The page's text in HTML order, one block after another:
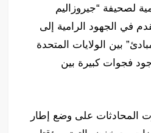
لصحيفة “جيروزاليم
في الجهود الرامية إلى
بين الولايات المتحدة
فجوات كبيرة بين
المحادثات على وضع إطار